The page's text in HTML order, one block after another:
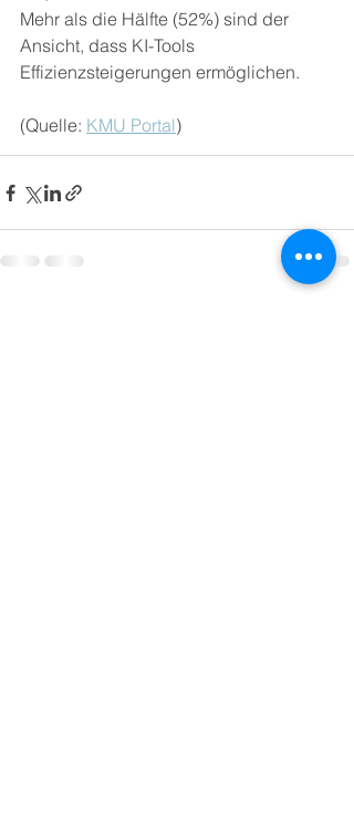
Mehr als die Hälfte (52%) sind der
Ansicht, dass KI-Tools
Effizienzsteigerungen ermöglichen.
(Quelle: KMU Portal)